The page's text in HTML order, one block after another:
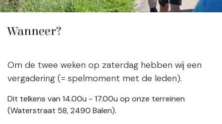
Wanneer?
Om de twee weken op zaterdag hebben wij een
vergadering (= spelmoment met de leden).
Dit telkens van 14.00u - 17.00u op onze terreinen
(Waterstraat 58, 2490 Balen).